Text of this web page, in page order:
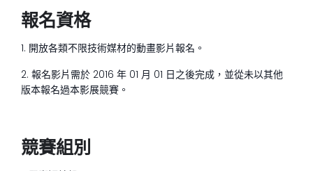
報名資格
1. 開放各類不限技術媒材的動畫影片報名。
2. 報名影片需於 2016 年 01 月 01 日之後完成，並從未以其他
版本報名過本影展競賽。
競賽組別